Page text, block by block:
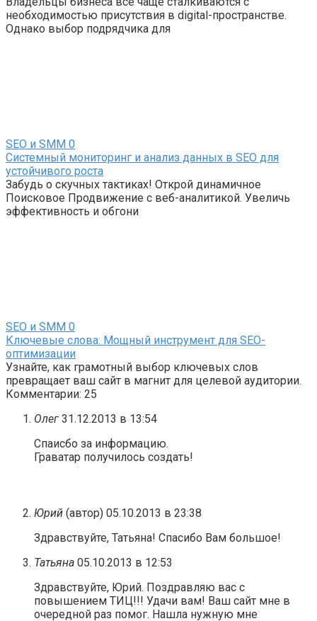
необходимостью присутствия в digital-пространстве.
Однако выбор подрядчика для
SEO и SMM 0
Системный мониторинг и анализ данных в SEO для
устойчивого роста
Забудь о скучных тактиках! Открой динамичное
Поисковое Продвижение с веб-аналитикой. Увеличь
эффективность и обгони
SEO и SMM 0
Ключевые слова: Мощный инструмент для SEO-
оптимизации
Узнайте, как грамотный выбор ключевых слов
превращает ваш сайт в магнит для целевой аудитории.
Комментарии: 25
Олег 31.12.2013 в 13:54
Спаисбо за информацию.
Граватар получилось создать!
Юрий (автор) 05.10.2013 в 23:38
Здравствуйте, Татьяна! Спасибо Вам большое!
Татьяна 05.10.2013 в 12:53
Здравствуйте, Юрий. Поздравляю вас с
повышением ТИЦ!!! Удачи вам! Ваш сайт мне в
очередной раз помог. Нашла нужную мне